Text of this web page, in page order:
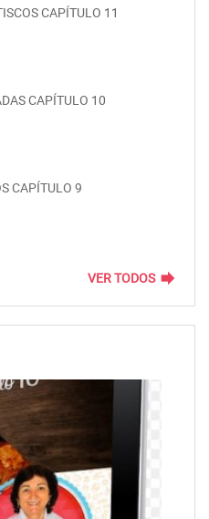
CAPÍTULO 11
CAPÍTULO 10
CAPÍTULO 9
VER TODOS forward